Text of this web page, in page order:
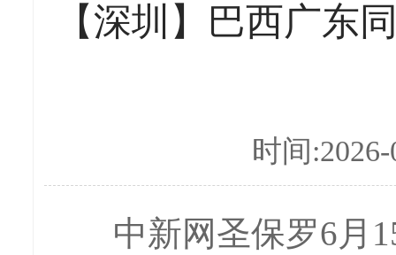
【深圳】巴西广东
时间
中新网圣保罗6月15